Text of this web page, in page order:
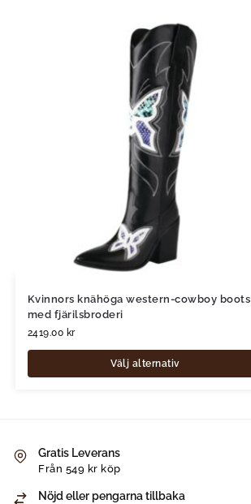
Kvinnors knähöga western-cowboy boots
med fjärilsbroderi
2419.00 kr
Välj alternativ
Gratis Leverans
Från 549 kr köp
Nöjd eller pengarna tillbaka